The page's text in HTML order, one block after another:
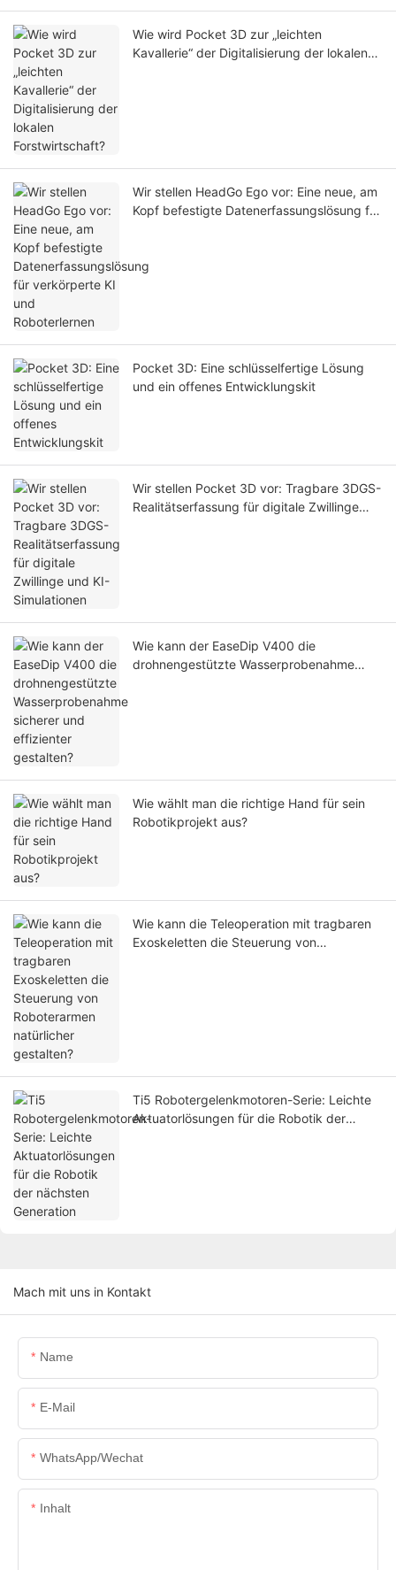
Wie wird Pocket 3D zur „leichten
Kavallerie“ der Digitalisierung der lokalen
Wir stellen HeadGo Ego vor: Eine neue, am
Kopf befestigte Datenerfassungslösung für
Pocket 3D: Eine schlüsselfertige Lösung
und ein offenes Entwicklungskit
Wir stellen Pocket 3D vor: Tragbare 3DGS-
Realitätserfassung für digitale Zwillinge
Wie kann der EaseDip V400 die
drohnengestützte Wasserprobenahme
Wie wählt man die richtige Hand für sein
Robotikprojekt aus?
Wie kann die Teleoperation mit tragbaren
Exoskeletten die Steuerung von
Ti5 Robotergelenkmotoren-Serie: Leichte
Aktuatorlösungen für die Robotik der
Mach mit uns in Kontakt
Name
E-Mail
WhatsApp/Wechat
Inhalt